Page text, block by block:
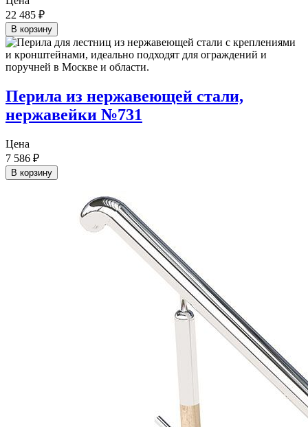
22 485 ₽
В корзину
Перила из нержавеющей стали,
нержавейки №731
Цена
7 586 ₽
В корзину